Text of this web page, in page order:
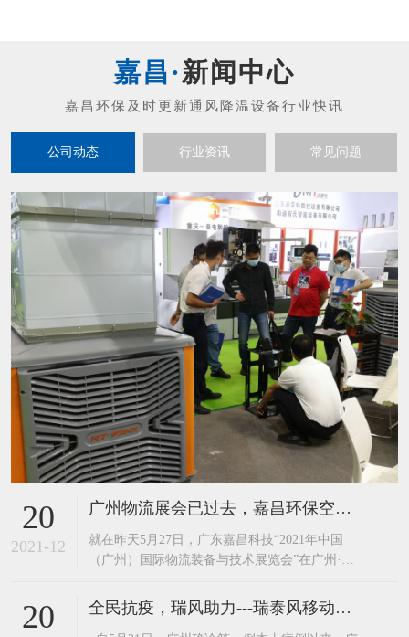
新闻中心
公司动态 行业资讯 常见问题
20
2021-12
广州物流展会已过去，嘉昌环保空调工业风扇又迎来到了重庆展
​就在昨天5月27日，广东嘉昌科技“2021年中国
（广州）国际物流装备与技术展览会”在广州·中
大核心产品“环保空调”和“工业大风扇”更是吸引
了不少来人在展区了解产品。广东嘉昌在展会的
20 全民抗疫，瑞风助力---瑞泰风移动环保空调厂家关爱在行动